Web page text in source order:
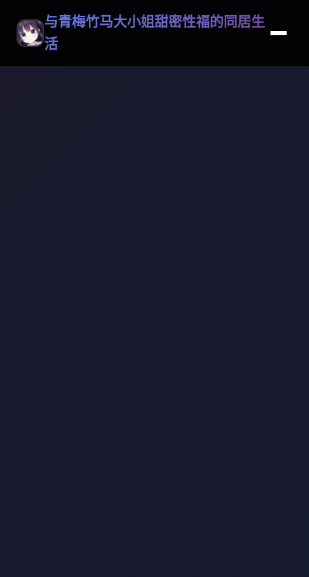
与青梅竹马大小姐甜密性福的同居生
活